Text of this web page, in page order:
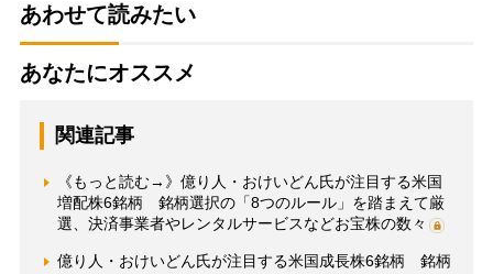
あわせて読みたい
あなたにオススメ
関連記事
《もっと読む→》億り人・おけいどん氏が注目する米国
増配株6銘柄 銘柄選択の「8つのルール」を踏まえて厳
選、決済事業者やレンタルサービスなどお宝株の数々
億り人・おけいどん氏が注目する米国成長株6銘柄 銘柄